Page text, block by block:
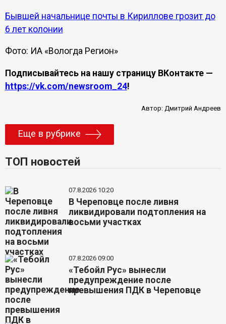
Бывшей начальнице почты в Кириллове грозит до
6 лет колонии
Фото: ИА «Вологда Регион»
Подписывайтесь на нашу страницу ВКонтакте —
https://vk.com/newsroom_24!
Автор: Дмитрий Андреев
Еще в рубрике
ТОП новостей
07.8.2026 10:20
В Череповце после ливня
ликвидировали подтопления на
восьми участках
07.8.2026 09:00
«Тебойл Рус» вынесли
предупреждение после
превышения ПДК в Череповце